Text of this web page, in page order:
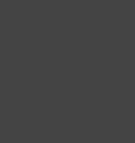
अपने प्री-ओपनिंग सेशन में
कर दिया था। सुबह